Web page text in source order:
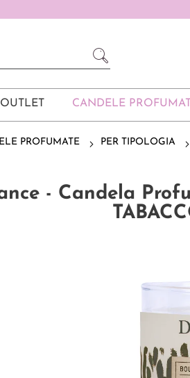
OUTLET CANDELE
PROFUMATE PER TIPOLOGIA
- Candela